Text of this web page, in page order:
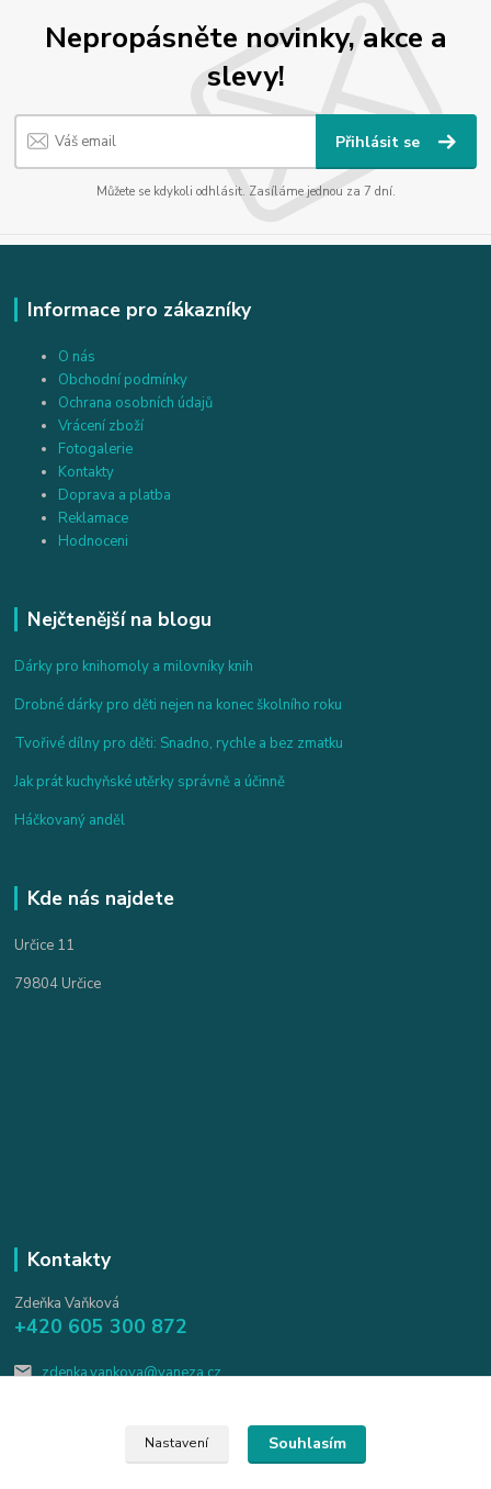
Nepropásněte novinky, akce a
slevy!
Přihlásit se
Můžete se kdykoli odhlásit. Zasíláme jednou za 7 dní.
Informace pro zákazníky
O nás
Obchodní podmínky
Ochrana osobních údajů
Vrácení zboží
Fotogalerie
Kontakty
Doprava a platba
Reklamace
Hodnoceni
Nejčtenější na blogu
Dárky pro knihomoly a milovníky knih
Drobné dárky pro děti nejen na konec školního roku
Tvořivé dílny pro děti: Snadno, rychle a bez zmatku
Jak prát kuchyňské utěrky správně a účinně
Háčkovaný anděl
Kde nás najdete
Určice 11
79804 Určice
Kontakty
Zdeňka Vaňková
+420 605 300 872
zdenka.vankova@vaneza.cz
Nastavení Souhlasím